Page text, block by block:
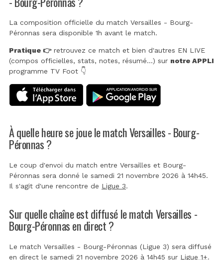
La composition officielle du match Versailles - Bourg-
Péronnas sera disponible 1h avant le match.
Pratique 👉retrouvez ce match et bien d'autres EN LIVE
(compos officielles, stats, notes, résumé...) sur notre APPLI
programme TV Foot 👇
À quelle heure se joue le match Versailles - Bourg-
Péronnas ?
Le coup d'envoi du match entre Versailles et Bourg-
Péronnas sera donné le samedi 21 novembre 2026 à 14h45.
Il s'agit d'une rencontre de Ligue 3.
Sur quelle chaîne est diffusé le match Versailles -
Bourg-Péronnas en direct ?
Le match Versailles - Bourg-Péronnas (Ligue 3) sera diffusé
en direct le samedi 21 novembre 2026 à 14h45 sur Ligue 1+.